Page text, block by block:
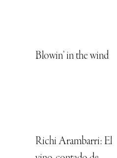
Blowin’ in the wind
Richi Arambarri: El